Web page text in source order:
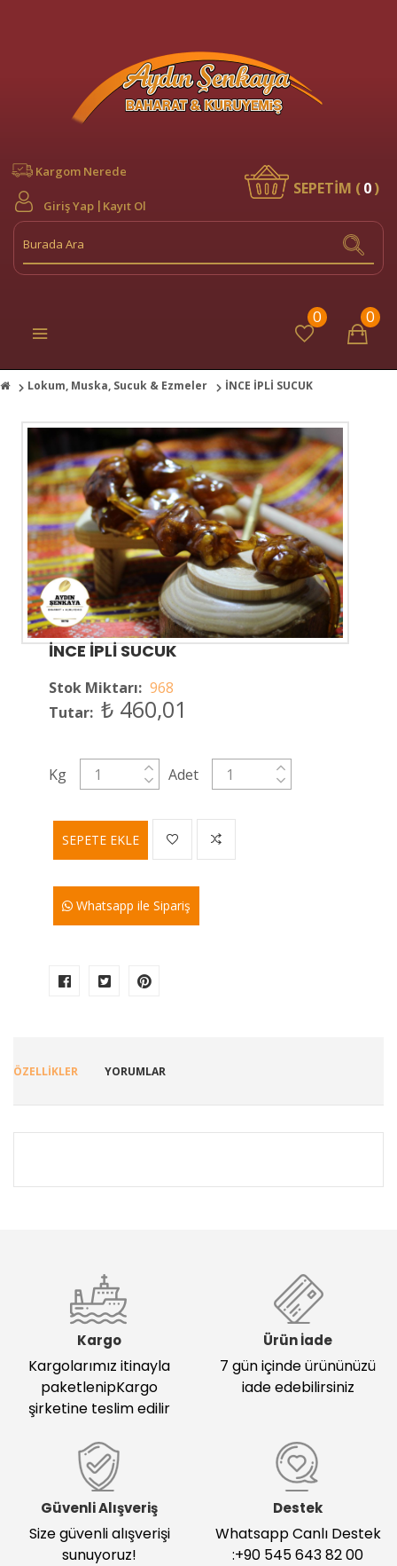
Kargom Nerede
Giriş Yap Kayıt Ol
SEPETİM (0)
0 0
Lokum, Muska, Sucuk & Ezmeler İNCE İPLİ SUCUK
İNCE İPLİ SUCUK
Stok Miktarı: 968
Tutar: ₺ 460,01
Kg Adet
SEPETE EKLE
Whatsapp ile Sipariş
ÖZELLİKLER YORUMLAR
Kargo
Kargolarımız itinayla
paketlenipKargo
şirketine teslim edilir
Ürün İade
7 gün içinde ürününüzü
iade edebilirsiniz
Güvenli Alışveriş
Size güvenli alışverişi
sunuyoruz!
Destek
Whatsapp Canlı Destek
:+90 545 643 82 00